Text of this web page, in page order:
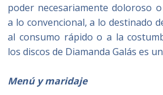
poder necesariamente doloroso
a lo convencional, a lo destinado
al consumo rápido o a la
los discos de Diamanda Galás es
Menú y maridaje